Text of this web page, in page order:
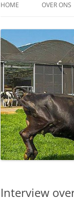
HOME OVER ONS
Interview